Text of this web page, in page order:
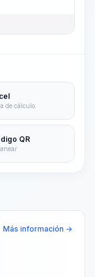
de cálculo
QR
Más información →